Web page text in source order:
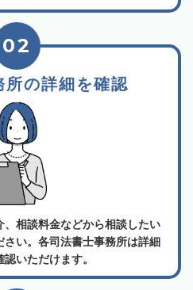
所の詳細を確認
02
相談料金などから相談したい
い。各司法書士事務所は詳細
いただけます。